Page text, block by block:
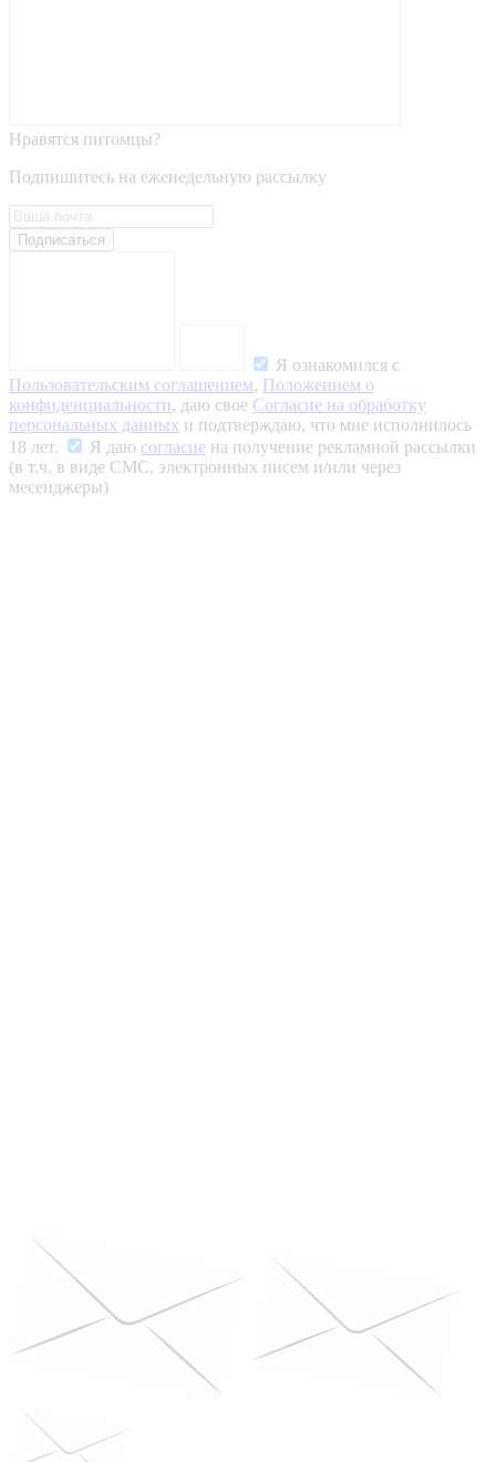
Нравятся питомцы?
Подпишитесь на еженедельную рассылку
Подписаться
Я ознакомился с
Пользовательским соглашением, Положением о
конфиденциальности, даю свое Согласие на обработку
персональных данных и подтверждаю, что мне исполнилось
18 лет.
Я даю согласие на получение рекламной рассылки
(в т.ч. в виде СМС, электронных писем и/или через
месенджеры)